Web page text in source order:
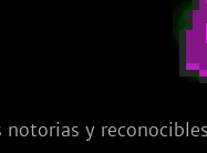
notorias y